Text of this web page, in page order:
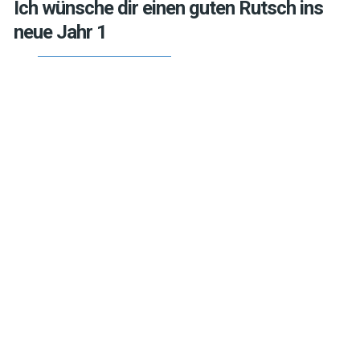
Ich wünsche dir einen guten Rutsch ins
neue Jahr 1